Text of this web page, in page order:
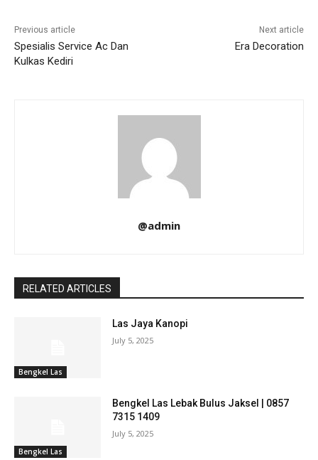
Previous article
Spesialis Service Ac Dan
Kulkas Kediri
Next article
Era Decoration
@admin
RELATED ARTICLES
Bengkel Las
Las Jaya Kanopi
July 5, 2025
Bengkel Las
Bengkel Las Lebak Bulus Jaksel | 0857
7315 1409
July 5, 2025